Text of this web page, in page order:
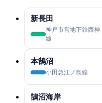
新長田
神戸市営地下鉄西神
線
本鵠沼
小田急江ノ島線
鵠沼海岸